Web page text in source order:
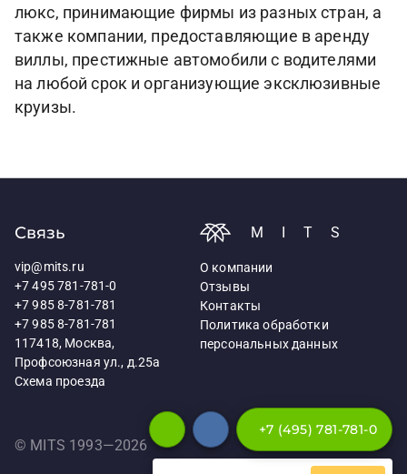
люкс, принимающие фирмы из разных стран, а
также компании, предоставляющие в аренду
виллы, престижные автомобили с водителями
на любой срок и организующие эксклюзивные
круизы.
Связь
vip@mits.ru
+7 495 781-781-0
+7 985 8-781-781
+7 985 8-781-781
117418, Москва,
Профсоюзная ул., д.25а
Схема проезда
MITS
О компании
Отзывы
Контакты
Политика обработки
персональных данных
© MITS 1993—2026
+7 (495) 781-781-0